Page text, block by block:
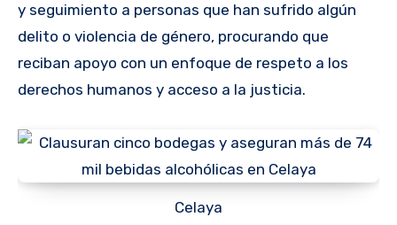
y seguimiento a personas que han sufrido algún
delito o violencia de género, procurando que
reciban apoyo con un enfoque de respeto a los
derechos humanos y acceso a la justicia.
Celaya